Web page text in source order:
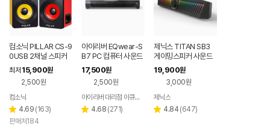
컴소닉 PILLAR CS-9
0USB 2채널 스피커
최저 15,900원
2,500원
컴소닉
별
점
4.69 리
뷰
(163)
판매처184
아이리버 EQwear-S
B7 PC 컴퓨터 사운드
바스피커
17,500원
2,500원
아이리버 대리점 이큐웨어
별 4.68 리
(271)
제닉스 TITAN SB3
게이밍스피커 사운드
바 컴퓨터스피커
19,900원
3,000원
페이
제닉스
별 4.84 리
(647)